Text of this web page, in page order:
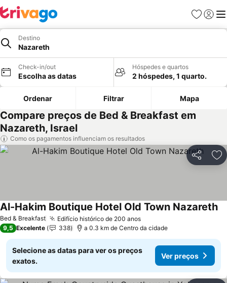
Favoritos
Iniciar
Destino
Nazareth
Check-in/out
Escolha as datas
Hóspedes e quartos
2 hóspedes, 1 quarto.
Ordenar Filtrar Mapa
Compare preços de Bed & Breakfast em
Nazareth, Israel
Como os pagamentos influenciam os resultados
Partilhar
Bed & Breakfast Edifício histórico de 200 anosVer preços
Al-Hakim Boutique Hotel Old Town Nazareth
9,5 Excelente 338 a 0.3 km de Centro da cidade
Selecione as datas para ver os preços
exatos.
Ver preços